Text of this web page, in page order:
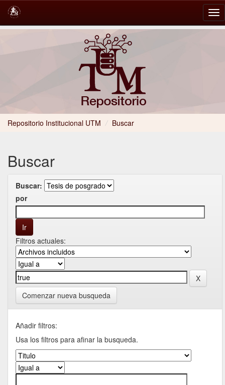
Repositorio Institucional UTM / Buscar
Buscar
Buscar:
por
Filtros actuales:
Comenzar nueva busqueda
Añadir filtros:
Usa los filtros para afinar la busqueda.